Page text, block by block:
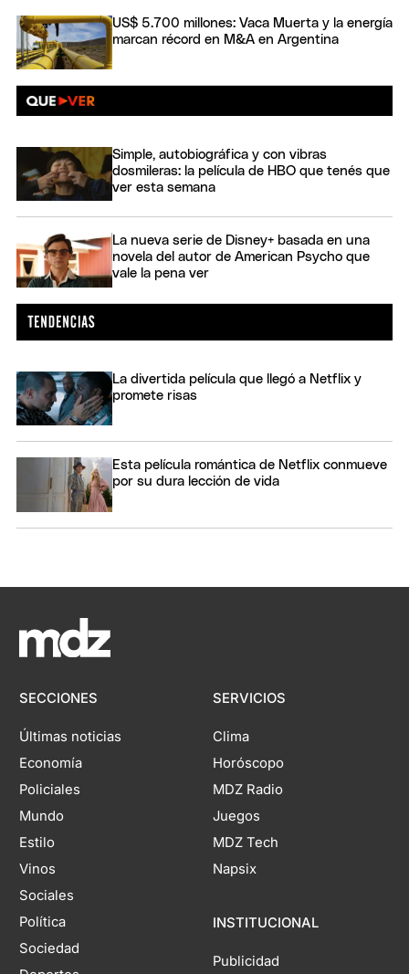
US$ 5.700 millones: Vaca Muerta y la energía
marcan récord en M&A en Argentina
Simple, autobiográfica y con vibras
dosmileras: la película de HBO que tenés que
ver esta semana
La nueva serie de Disney+ basada en una
novela del autor de American Psycho que
vale la pena ver
La divertida película que llegó a Netflix y
promete risas
Esta película romántica de Netflix conmueve
por su dura lección de vida
SECCIONES
Últimas noticias
Economía
Policiales
Mundo
Estilo
Vinos
Sociales
Política
Sociedad
SERVICIOS
Clima
Horóscopo
MDZ Radio
Juegos
MDZ Tech
Napsix
INSTITUCIONAL
Publicidad